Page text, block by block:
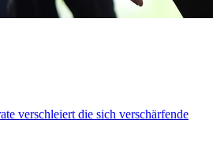
verschleiert die sich verschärfende